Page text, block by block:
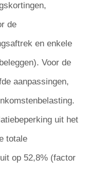
de
en enkele
Voor de
aanpassingen,
uit het
totale
op 52,8% (factor